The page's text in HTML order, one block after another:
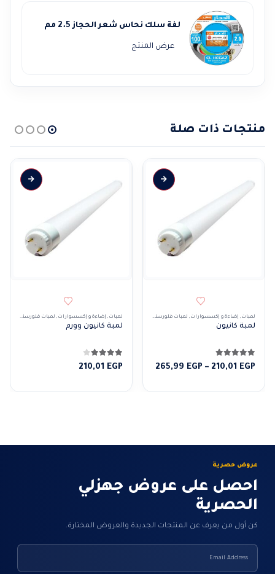
لفة سلك نحاس شعر الحجاز 2.5 مم
عرض المنتج
منتجات ذات صلة
لمبات , إضاءة و إكسسوارات , لمبات فلورسنت
لمبة كانيون
5.00 من 5
210,01 EGP
–
265,99 EGP
من
لمبات , إضاءة و إكسسوارات , لمبات فلورسنت
لمبة كانيون وورم
4.00 من 5
210,01 EGP
عروض حصرية
احصل على عروض جهزلي
الحصرية
كن أول من يعرف عن المنتجات الجديدة والعروض المختارة.